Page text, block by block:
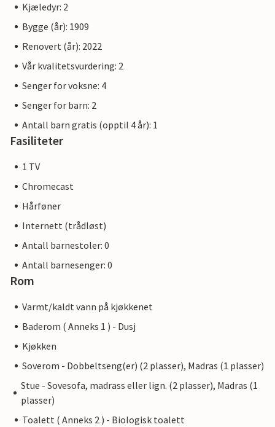
Kjæledyr: 2
Bygge (år): 1909
Renovert (år): 2022
Vår kvalitetsvurdering: 2
Senger for voksne: 4
Senger for barn: 2
Antall barn gratis (opptil 4 år): 1
Fasiliteter
1 TV
Chromecast
Hårføner
Internett (trådløst)
Antall barnestoler: 0
Antall barnesenger: 0
Rom
Varmt/kaldt vann på kjøkkenet
Baderom ( Anneks 1 ) - Dusj
Kjøkken
Soverom - Dobbeltseng(er) (2 plasser), Madras (1 plasser)
Stue - Sovesofa, madrass eller lign. (2 plasser), Madras (1
plasser)
Toalett ( Anneks 2 ) - Biologisk toalett